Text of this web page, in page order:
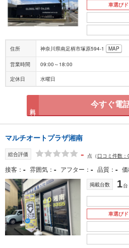
車選び
住所 神奈川県南足柄市塚原594-1 MAP
営業時間 09:00～18:00
定休日 水曜日
今すぐ電
マルチオートプラザ湘南
総合評価 - 点 （口コミ件数：
接客 - 雰囲気 - アフター - 品質 -
掲載台数 1台
車選び